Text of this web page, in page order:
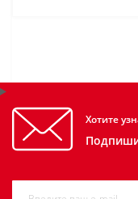
Хотите